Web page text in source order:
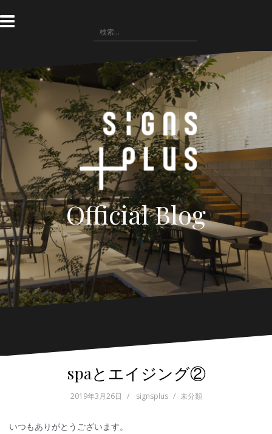
ン
テ
ス
キ
ッ
プ
検
索:
Official Blog
spaとエイジング②
2019年3月26日 signsplus 未分類
いつもありがとうございます。